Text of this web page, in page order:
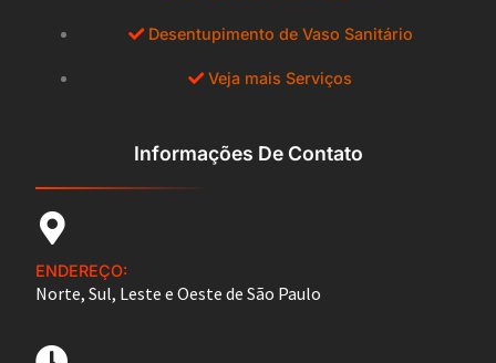
Desentupimento de Vaso Sanitário
Veja mais Serviços
Informações De Contato
ENDEREÇO:
Norte, Sul, Leste e Oeste de São Paulo